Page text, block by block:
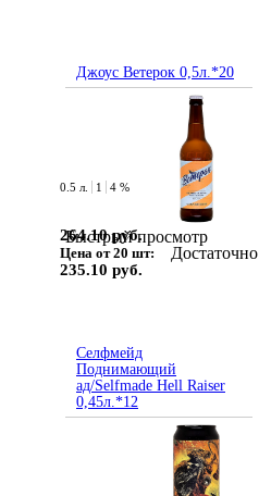
Джоус Ветерок 0,5л.*20
Быстрый просмотр
0.5 л. 1 4 %
264.10 руб.
Цена от 20 шт:
235.10 руб.
Достаточно
Селфмейд
Поднимающий
ад/Selfmade Hell Raiser
0,45л.*12